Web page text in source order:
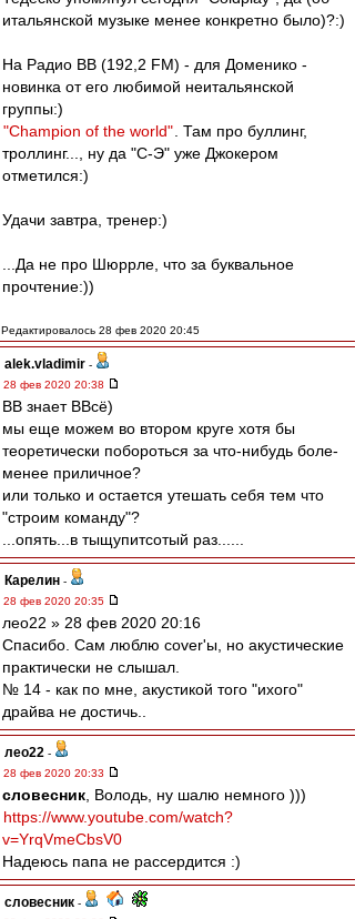
итальянской музыке менее конкретно было)?:)
На Радио ВВ (192,2 FM) - для Доменико -
новинка от его любимой неитальянской
группы:)
"Champion of the world" . Там про буллинг,
троллинг..., ну да "С-Э" уже Джокером
отметился:)
Удачи завтра, тренер:)
...Да не про Шюррле, что за буквальное
прочтение:))
Редактировалось 28 фев 2020 20:45
alek.vladimir -
28 фев 2020 20:38
ВВ знает ВВсё)
мы еще можем во втором круге хотя бы
теоретически побороться за что-нибудь боле-
менее приличное?
или только и остается утешать себя тем что
"строим команду"?
...опять...в тыщупитсотый раз......
Карелин -
28 фев 2020 20:35
лео22 » 28 фев 2020 20:16
Спасибо. Сам люблю cover'ы, но акустические
практически не слышал.
№ 14 - как по мне, акустикой того "ихого"
драйва не достичь..
лео22 -
28 фев 2020 20:33
словесник , Володь, ну шалю немного )))
https://www.youtube.com/watch?
v=YrqVmeCbsV0
Надеюсь папа не рассердится :)
словесник -